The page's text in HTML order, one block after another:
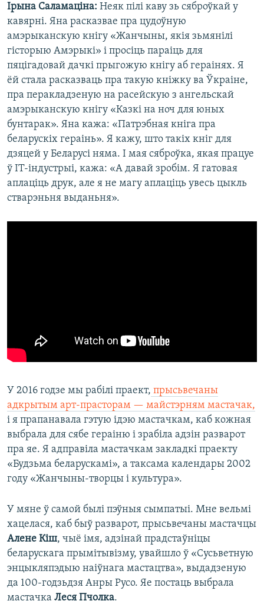
Ірына Саламаціна: Неяк пілі каву зь сяброўкай у
кавярні. Яна расказвае пра цудоўную
амэрыканскую кнігу «Жанчыны, якія зьмянілі
гісторыю Амэрыкі» і просіць параіць для
пяцігадовай дачкі прыгожую кнігу аб гераінях. Я
ёй стала расказваць пра такую кніжку ва Ўкраіне,
пра перакладзеную на расейскую з ангельскай
амэрыканскую кнігу «Казкі на ноч для юных
бунтарак». Яна кажа: «Патрэбная кніга пра
беларускіх гераінь». Я кажу, што такіх кніг для
дзяцей у Беларусі няма. І мая сяброўка, якая працуе
ў ІТ-індустрыі, кажа: «А давай зробім. Я гатовая
аплаціць друк, але я не магу аплаціць увесь цыкль
стварэньня выданьня».
У 2016 годзе мы рабілі праект, прысьвечаны
адкрытым арт-прасторам — майстэрням мастачак,
і я прапанавала гэтую ідэю мастачкам, каб кожная
выбрала для сябе гераіню і зрабіла адзін разварот
пра яе. Я адправіла мастачкам закладкі праекту
«Будзьма беларускамі», а таксама календары 2002
году «Жанчыны-творцы і культура».
У мяне ў самой былі пэўныя сымпатыі. Мне вельмі
хацелася, каб быў разварот, прысьвечаны мастачцы
Алене Кіш, чыё імя, адзінай прадстаўніцы
беларускага прымітывізму, увайшло ў «Сусьветную
энцыкляпэдыю наіўнага мастацтва», выдадзеную
да 100-годзьдзя Анры Русо. Яе постаць выбрала
мастачка Леся Пчолка.